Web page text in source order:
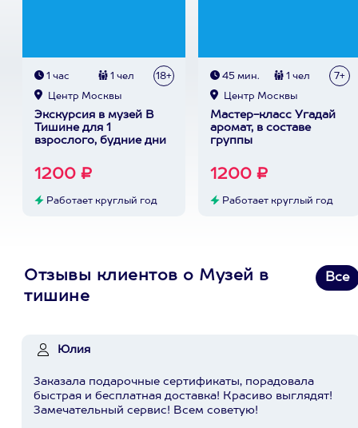
1 час 1 чел 18+
Центр Москвы
Экскурсия в музей В
Тишине для 1
взрослого, будние дни
1200 ₽
Работает круглый год
45 мин. 1 чел 7+
Центр Москвы
Мастер-класс Угадай
аромат, в составе
группы
1200 ₽
Работает круглый год
Отзывы клиентов о Музей в
тишине
Все
Юлия
Заказала подарочные сертификаты, порадовала
быстрая и бесплатная доставка! Красиво выглядят!
Замечательный сервис! Всем советую!